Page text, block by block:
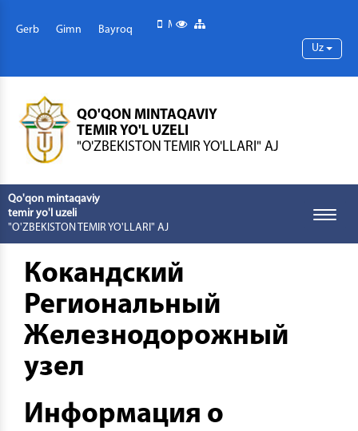
Gerb Gimn Bayroq Mobil versiya
Maxsus imkoniyatlar
Uz
QO'QON MINTAQAVIY
TEMIR YO'L UZELI
"O'ZBEKISTON TEMIR YO'LLARI" AJ
Qo'qon mintaqaviy
temir yo'l uzeli
"O'ZBEKISTON TEMIR YO'LLARI" AJ
Toggle
Кокандский
Региональный
Железнодорожный
узел
Информация о